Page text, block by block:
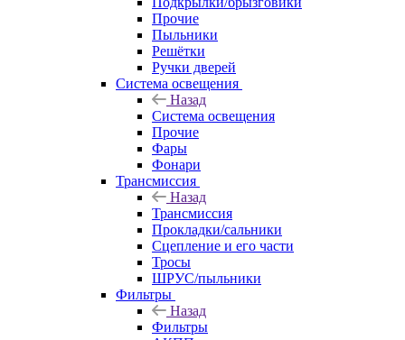
Прочие
Пыльники
Решётки
Ручки дверей
Система освещения
Назад
Система освещения
Прочие
Фары
Фонари
Трансмиссия
Назад
Трансмиссия
Прокладки/сальники
Сцепление и его части
Тросы
ШРУС/пыльники
Фильтры
Назад
Фильтры